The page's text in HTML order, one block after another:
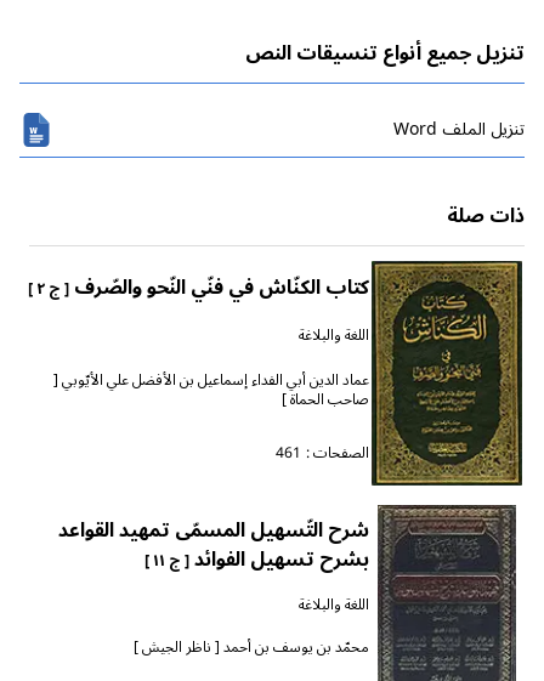
تنزيل جميع أنواع تنسيقات النص
تنزیل الملف Word
ذات صلة
كتاب الكنّاش في فنّي النّحو والصّرف[ ج ٢ ]
اللغة والبلاغة
عماد الدين أبي الفداء إسماعيل بن الأفضل علي الأيّوبي [
صاحب الحماة ]
الصفحات : 461
شرح التّسهيل المسمّى تمهيد القواعد
بشرح تسهيل الفوائد[ ج ١١ ]
اللغة والبلاغة
محمّد بن يوسف بن أحمد [ ناظر الجيش ]